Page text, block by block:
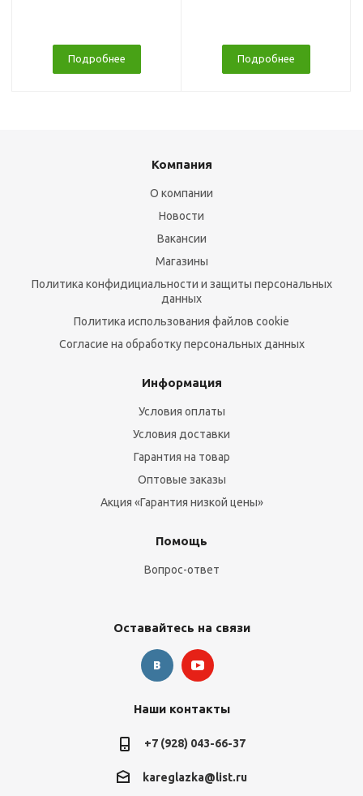
Подробнее Подробнее
Компания
О компании
Новости
Вакансии
Магазины
Политика конфидициальности и защиты персональных
данных
Политика использования файлов cookie
Согласие на обработку персональных данных
Информация
Условия оплаты
Условия доставки
Гарантия на товар
Оптовые заказы
Акция «Гарантия низкой цены»
Помощь
Вопрос-ответ
Оставайтесь на связи
Наши контакты
+7 (928) 043-66-37
kareglazka@list.ru